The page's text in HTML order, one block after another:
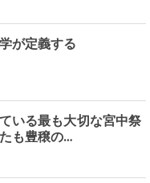
が定義する
いる最も大切な宮中祭
も豊穣の…